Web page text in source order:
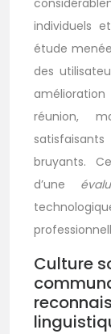
individuels
étude menée
des
réunion,
bruyants.
d’une
Culture